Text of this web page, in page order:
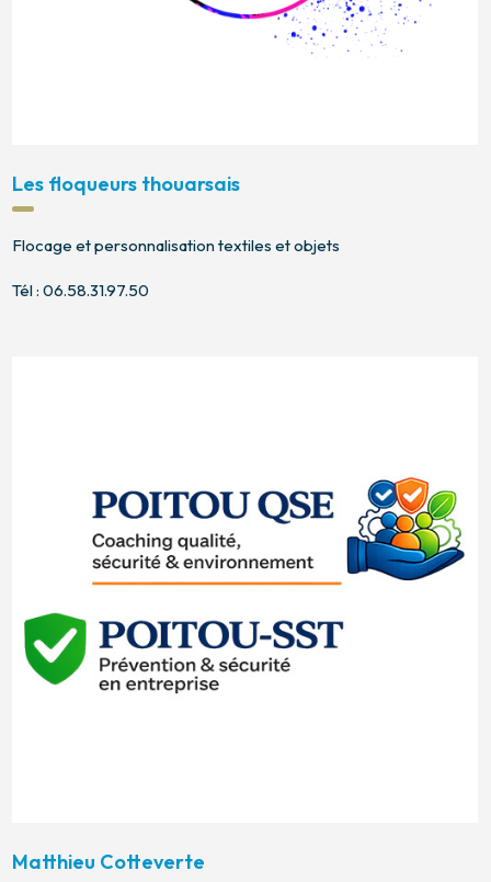
Les floqueurs thouarsais
Flocage et personnalisation textiles et objets
Tél : 06.58.31.97.50
Matthieu Cotteverte